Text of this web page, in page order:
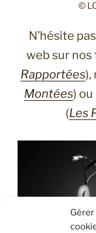
©
N’hésite
web sur nos
Rapportées),
Montées)
(Les